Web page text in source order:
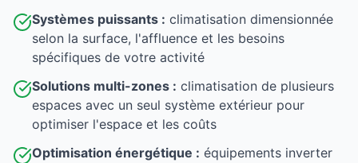
Systèmes puissants : climatisation dimensionnée
selon la surface, l'affluence et les besoins
spécifiques de votre activité
Solutions multi-zones : climatisation de plusieurs
espaces avec un seul système extérieur pour
optimiser l'espace et les coûts
Optimisation énergétique : équipements inverter